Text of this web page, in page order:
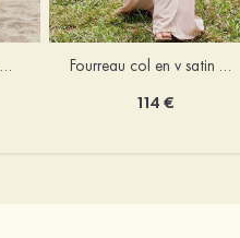
Robe trapèze col en v mousseline ras du sol robe de demoiselle d'honneur Fourreau col en v satin extensible ras du sol robe de demoiselle d'honneur
114 €